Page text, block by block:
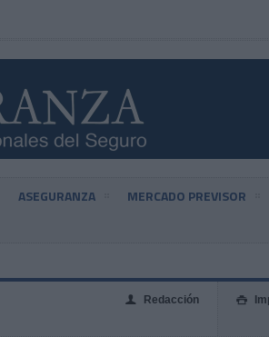
ASEGURANZA MERCADO PREVISOR

👤 Redacción